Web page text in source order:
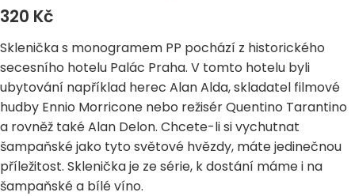
320 Kč
Sklenička s monogramem PP pochází z historického
secesního hotelu Palác Praha. V tomto hotelu byli
ubytování například herec Alan Alda, skladatel filmové
hudby Ennio Morricone nebo režisér Quentino Tarantino
a rovněž také Alan Delon. Chcete-li si vychutnat
šampaňské jako tyto světové hvězdy, máte jedinečnou
příležitost. Sklenička je ze série, k dostání máme i na
šampaňskéa bílé víno.